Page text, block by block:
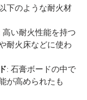
下のような耐火材
高い耐火性能を持つ
耐火床などに使わ
: 石膏ボードの中で
が高められたも